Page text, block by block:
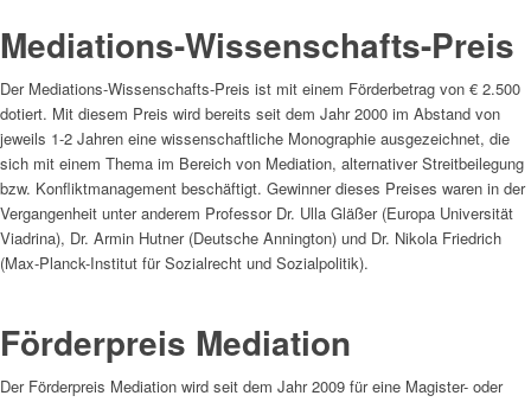
Mediations-Wissenschafts-Preis
Der Mediations-Wissenschafts-Preis ist mit einem Förderbetrag von € 2.500
dotiert. Mit diesem Preis wird bereits seit dem Jahr 2000 im Abstand von
jeweils 1-2 Jahren eine wissenschaftliche Monographie ausgezeichnet, die
sich mit einem Thema im Bereich von Mediation, alternativer Streitbeilegung
bzw. Konfliktmanagement beschäftigt. Gewinner dieses Preises waren in der
Vergangenheit unter anderem Professor Dr. Ulla Gläßer (Europa Universität
Viadrina), Dr. Armin Hutner (Deutsche Annington) und Dr. Nikola Friedrich
(Max-Planck-Institut für Sozialrecht und Sozialpolitik).
Förderpreis Mediation
Der Förderpreis Mediation wird seit dem Jahr 2009 für eine Magister- oder